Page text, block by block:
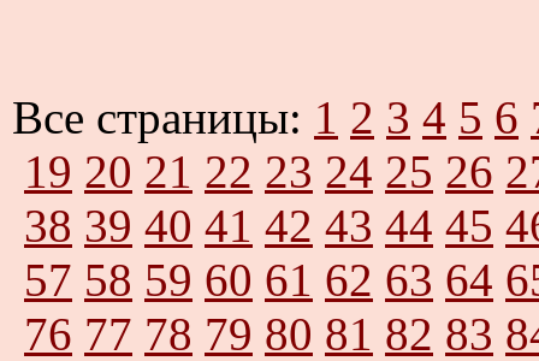
Все страницы: 1 2 3 4 5 6
19 20 21 22 23 24 25 26
38 39 40 41 42 43 44 45
57 58 59 60 61 62 63 64
76 77 78 79 80 81 82 83